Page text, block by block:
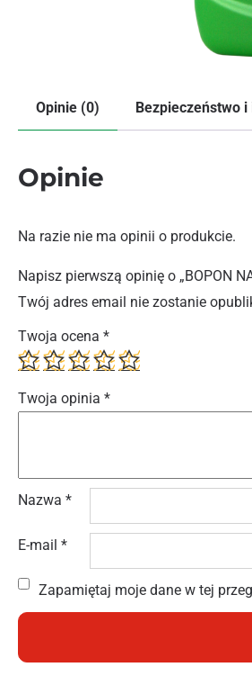
Opinie (0) Bezpieczeństwo
Opinie
Na razie nie ma opinii o produkcie.
Napisz pierwszą opinię o „BOPON
Twój adres email nie zostanie
Twoja ocena *
Twoja opinia *
Nazwa *
E-mail *
Zapamiętaj moje dane w tej